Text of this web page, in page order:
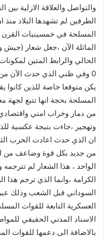
والتواصل والعلاقة الازلية
الطرفين لم تشهدها البلاد
المسلحة في خمسينيات
الماثلة الآن ،جعل شعار
الحالي والرابط المتين
0 وفي ظني الذي حدث الآن
يكن متوقعا خاصة للذين كانوا
المسلحة بحجة انها تتبع لجهة
من دمار وخراب امني
وتهجير ،جاءت بتيجة عكسية
ان الذي حدث اعادت الحرب
من جديد بكل قوة وضاعف من
الواحد ، هذا الشعار لم
الكرامة ،وانما الذي ترجم
السوداني قبل الشعب وذلك
العسكرية التابعة للقوات
الاسناد المدني الحقيقي
بالاضافة الى دعمها للقوات